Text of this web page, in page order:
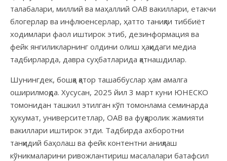
талабалари, миллий ва маҳаллий ОАВ вакиллари, етакчи
блогерлар ва инфлюенсерлар, ҳатто таниқли тиббиёт
ходимлари фаол иштирок этиб, дезинформация ва
фейк янгиликларнинг олдини олиш ҳақидаги медиа
тадбирларда, давра суҳбатларида қатнашдилар.
Шунингдек, бошқа қатор ташаббуслар ҳам амалга
оширилмоқда. Хусусан, 2025 йил 3 март куни ЮНЕСКО
томонидан ташкил этилган кўп томонлама семинарда
ҳукумат, университетлар, ОАВ ва фуқаролик жамияти
вакиллари иштирок этди. Тадбирда ахборотни
танқидий баҳолаш ва фейк контентни аниқлаш
кўникмаларини ривожлантириш масалалари батафсил